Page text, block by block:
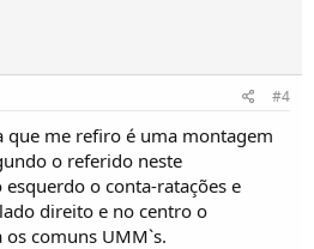
#4
que me refiro é uma montagem
o referido neste
o conta-ratações e
direito e no centro o
comuns UMM`s.